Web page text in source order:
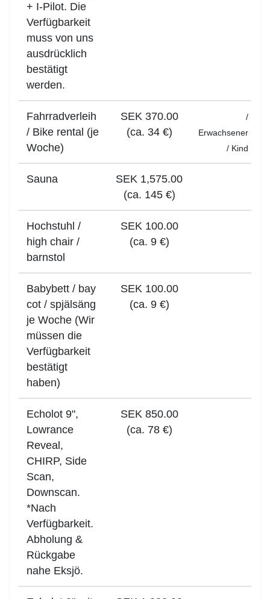
+ I-Pilot. Die
Verfügbarkeit
muss von uns
ausdrücklich
bestätigt
werden.
Fahrradverleih
/ Bike rental (je
Woche)
SEK 370.00
(ca. 34 €)
/
Erwachsener
/ Kind
Sauna
SEK 1,575.00
(ca. 145 €)
Hochstuhl /
high chair /
barnstol
SEK 100.00
(ca. 9 €)
Babybett / bay
cot / spjälsäng
je Woche (Wir
müssen die
Verfügbarkeit
bestätigt
haben)
SEK 100.00
(ca. 9 €)
Echolot 9",
Lowrance
Reveal,
CHIRP, Side
Scan,
Downscan.
*Nach
Verfügbarkeit.
Abholung &
Rückgabe
nahe Eksjö.
SEK 850.00
(ca. 78 €)